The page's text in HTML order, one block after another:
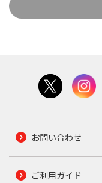
お問い合わせ
ご利用ガイド